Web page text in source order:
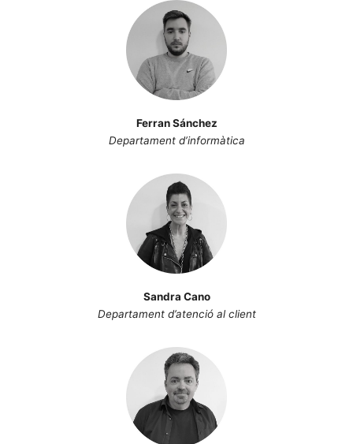
Ferran Sánchez
Departament d’informàtica
Sandra Cano
Departament d’atenció al client